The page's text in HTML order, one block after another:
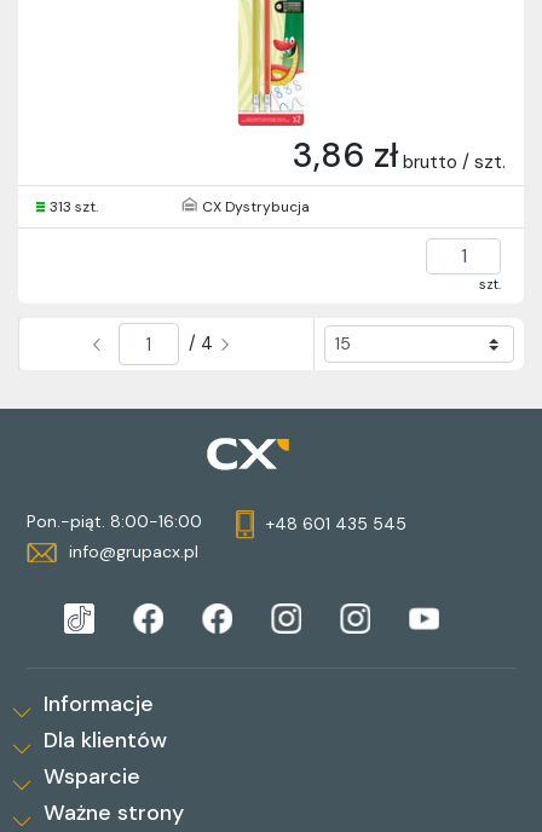
3,86 zł brutto / szt.
313 szt. CX Dystrybucja
szt.
/ 4
Pon.-piąt. 8:00-16:00
+48 601 435 545
info@grupacx.pl
Informacje
Dla klientów
Wsparcie
Ważne strony